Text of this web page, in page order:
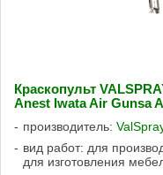
Краскопульт
Anest Iwata Air Gunsa
производитель:
вид работ: для
для изготовления